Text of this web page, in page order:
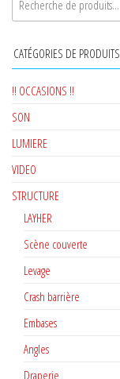
CATÉGORIES DE PRODUITS
!! OCCASIONS !!
SON
LUMIERE
VIDEO
STRUCTURE
LAYHER
Scène couverte
Levage
Crash barrière
Embases
Angles
Draperie